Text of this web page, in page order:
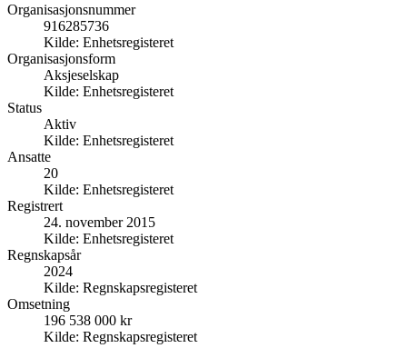
Organisasjonsnummer
916285736
Kilde: Enhetsregisteret
Organisasjonsform
Aksjeselskap
Kilde: Enhetsregisteret
Status
Aktiv
Kilde: Enhetsregisteret
Ansatte
20
Kilde: Enhetsregisteret
Registrert
24. november 2015
Kilde: Enhetsregisteret
Regnskapsår
2024
Kilde: Regnskapsregisteret
Omsetning
196 538 000 kr
Kilde: Regnskapsregisteret